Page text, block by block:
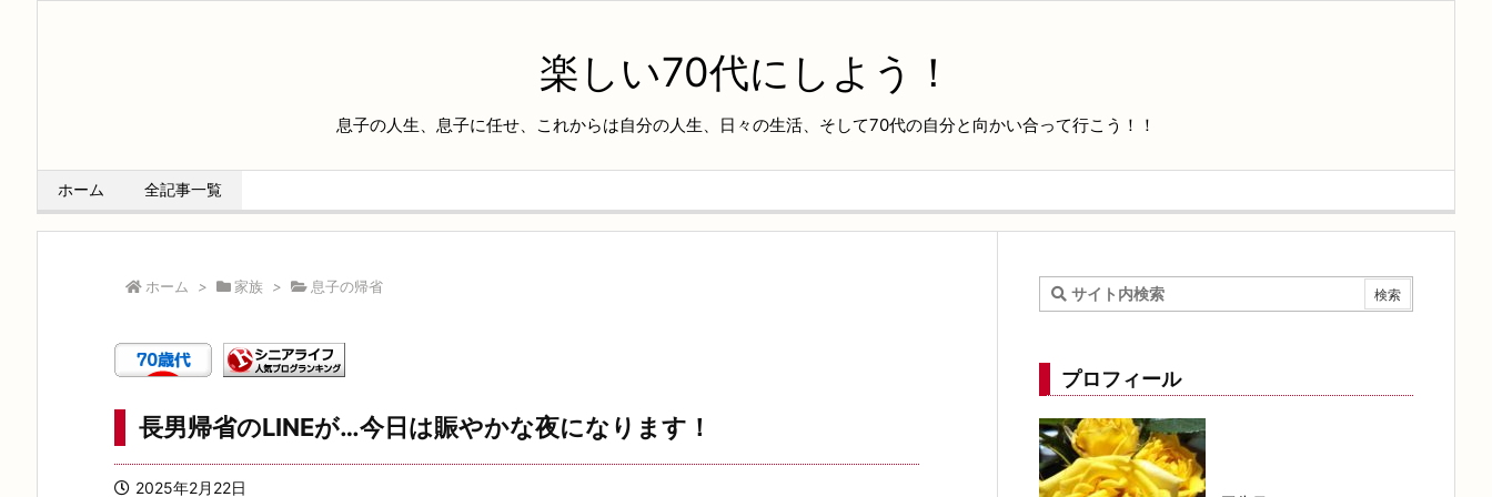
楽しい70代にしよう！
息子の人生、息子に任せ、これからは自分の人生、日々の生活、そして70代の自分と向かい合って行こう！！
ホーム 全記事一覧
ホーム > 家族 > 息子の帰省
長男帰省のLINEが…今日は賑やかな夜になります！
2025年2月22日
プロフィール